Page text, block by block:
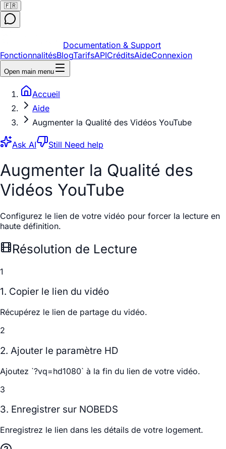
🇫🇷
Documentation & Support
FonctionnalitésBlogTarifsAPICréditsAideConnexion
Open main menu
Accueil
Aide
Augmenter la Qualité des Vidéos YouTube
Ask AI Still Need help
Augmenter la Qualité des
Vidéos YouTube
Configurez le lien de votre vidéo pour forcer la lecture en
haute définition.
Résolution de Lecture
1
1. Copier le lien du vidéo
Récupérez le lien de partage du vidéo.
2
2. Ajouter le paramètre HD
Ajoutez `?vq=hd1080` à la fin du lien de votre vidéo.
3
3. Enregistrer sur NOBEDS
Enregistrez le lien dans les détails de votre logement.